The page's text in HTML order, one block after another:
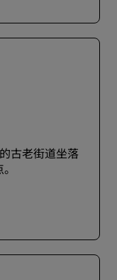
古老街道坐落